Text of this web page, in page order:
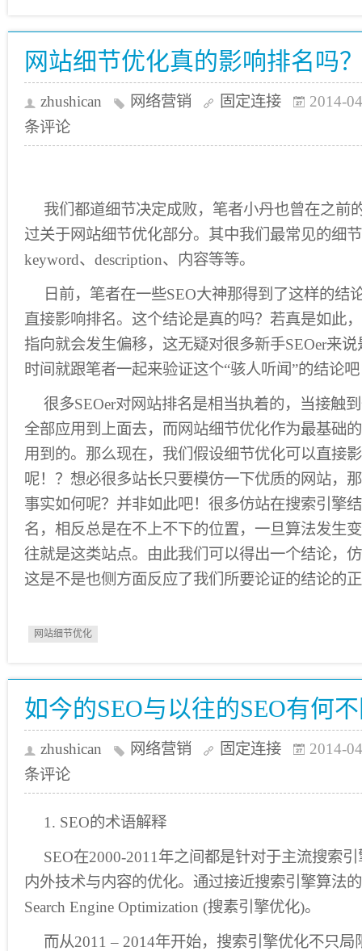
网站细节优化真的影响排名吗
zhushican 网络营销 固定连接
2014-
条评论
我们都道细节决定成败，笔者小丹也曾在之前
过关于网站细节优化部分。其中我们最常见的细
keyword、description、内容等等。
日前，笔者在一些SEO大神那得到了这样的结
直接影响排名。这个结论是真的吗？若真是如此
指向就会发生偏移，这无疑对很多新手SEOer来
时间就跟笔者一起来验证这个“骇人听闻”的结论
很多SEOer对网站排名是相当执着的，当接触
全部应用到上面去，而网站细节优化作为最基础
用到的。那么现在，我们假设细节优化可以直接
呢！？想必很多站长只要模仿一下优质的网站，
事实如何呢？并非如此吧！很多仿站在搜索引擎
名，相反总是在不上不下的位置，一旦算法发生
往就是这类站点。由此我们可以得出一个结论，
这是不是也侧方面反应了我们所要论证的结论的
网站细节优化
如今的SEO与以往的SEO有何
zhushican 网络营销 固定连接
2014-
条评论
1. SEO的术语解释
SEO在2000-2011年之间都是针对于主流搜索
内外技术与内容的优化。通过接近搜索引擎算法
Search Engine Optimization (搜素引擎优化)。
而从2011 – 2014年开始，搜索引擎优化不只